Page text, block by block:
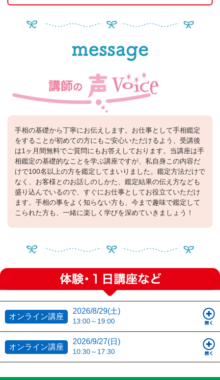
手相の基礎から丁寧にお伝えします。お仕事として手相鑑定
をすることが初めての方にもご安心いただけるよう、受講後
は1ヶ月間無料でご質問にもお答えしております。当講座は手
相鑑定の基礎的なことを学ぶ講座ですが、私自身この内容だ
けで100名以上の方を鑑定してまいりました。鑑定方法だけで
なく、お客様とのお話しのしかた、鑑定結果の伝え方なども
盛り込んでいるので、すぐにお仕事としてお役立ていただけ
ます。手相の事をよく知らない方も、今まで趣味で鑑定して
こられた方も、一緒に楽しく学びを深めていきましょう！
オンライン講座
2026/8/29(土)
13:00～19:00
オンライン講座
2026/9/27(日)
10:30～17:30